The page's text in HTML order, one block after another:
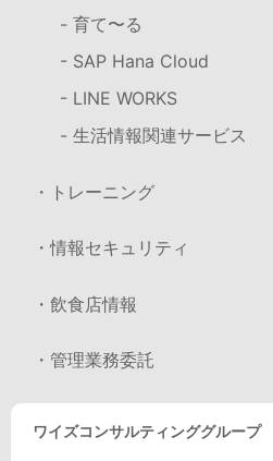
- 育て〜る
- SAP Hana Cloud
- LINE WORKS
- 生活情報関連サービス
・トレーニング
・情報セキュリティ
・飲食店情報
・管理業務委託
ワイズコンサルティンググループ